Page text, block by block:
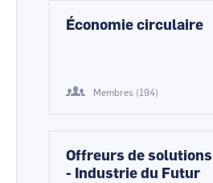
Économie circulaire
Membres (194)
Offreurs de solutions
- Industrie du Futur